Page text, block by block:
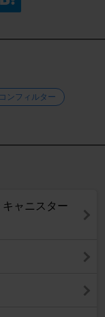
ンフィルター
キャニスター